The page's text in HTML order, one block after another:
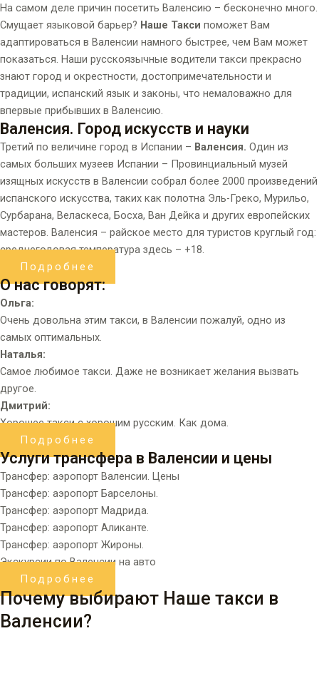
На самом деле причин посетить Валенсию – бесконечно много.
Смущает языковой барьер? Наше Такси поможет Вам
адаптироваться в Валенсии намного быстрее, чем Вам может
показаться. Наши русскоязычные водители такси прекрасно
знают город и окрестности, достопримечательности и
традиции, испанский язык и законы, что немаловажно для
впервые прибывших в Валенсию.
Валенсия. Город искусств и науки
Третий по величине город в Испании – Валенсия. Один из
самых больших музеев Испании – Провинциальный музей
изящных искусств в Валенсии собрал более 2000 произведений
испанского искусства, таких как полотна Эль-Греко, Мурильо,
Сурбарана, Веласкеса, Босха, Ван Дейка и других европейских
мастеров. Валенсия – райское место для туристов круглый год:
среднегодовая температура здесь – +18.
Подробнее
О нас говорят:
Ольга:
Очень довольна этим такси, в Валенсии пожалуй, одно из
самых оптимальных.
Наталья:
Самое любимое такси. Даже не возникает желания вызвать
другое.
Дмитрий:
Хорошее такси с хорошим русским. Как дома.
Подробнее
Услуги трансфера в Валенсии и цены
Трансфер: аэропорт Валенсии. Цены
Трансфер: аэропорт Барселоны.
Трансфер: аэропорт Мадрида.
Трансфер: аэропорт Аликанте.
Трансфер: аэропорт Жироны.
Экскурсии по Валенсии на авто
Подробнее
Почему выбирают Наше такси в
Валенсии?